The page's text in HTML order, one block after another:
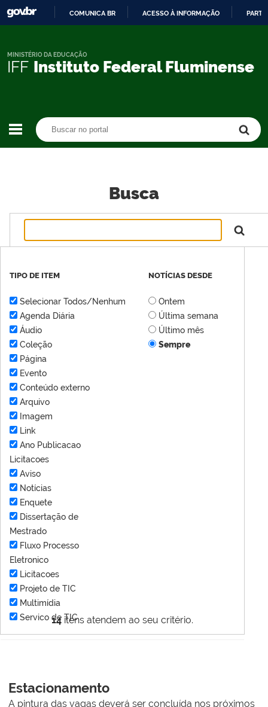
CONTEÚDO
COMUNICA BR ACESSO À INFORMAÇÃO
IFF Instituto Federal Fluminense
MINISTÉRIO DA EDUCAÇÃO
Busca
14 itens atendem ao seu critério.
TIPO DE ITEM
Selecionar Todos/Nenhum
Agenda Diária
Áudio
Coleção
Página
Evento
Conteúdo externo
Arquivo
Imagem
Link
Ano Publicacao
Licitacoes
Aviso
Notícias
Enquete
Dissertação de
Mestrado
Fluxo Processo
Eletronico
Licitacoes
Projeto de TIC
Multimídia
Servico de TIC
NOTÍCIAS DESDE
Ontem
Última semana
Último mês
Sempre
Estacionamento
A pintura das vagas deverá ser concluída nos próximos